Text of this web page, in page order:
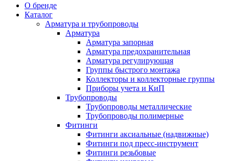
О бренде
Каталог
Арматура и трубопроводы
Арматура
Арматура запорная
Арматура предохранительная
Арматура регулирующая
Группы быстрого монтажа
Коллекторы и коллекторные группы
Приборы учета и КиП
Трубопроводы
Трубопроводы металлические
Трубопроводы полимерные
Фитинги
Фитинги аксиальные (надвижные)
Фитинги под пресс-инструмент
Фитинги резьбовые